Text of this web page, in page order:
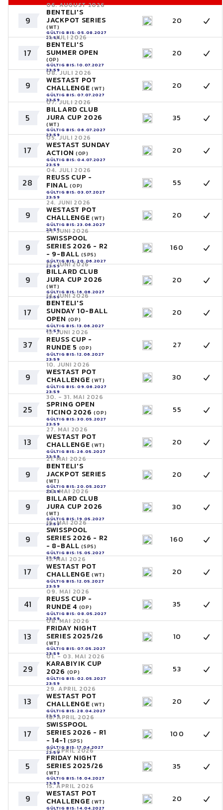
9
06. AUGUST 2026
BENTELI'S
JACKPOT SERIES
(WT)
GÜLTIG BIS: 05.08.2027
23:59
20
17
11. JULI 2026
BENTELI'S
SUMMER OPEN
(OP)
GÜLTIG BIS: 10.07.2027
23:59
20
9
08. JULI 2026
WESTAST POT
CHALLENGE (WT)
GÜLTIG BIS: 07.07.2027
23:59
20
5
07. JULI 2026
BILLARD CLUB
JURA CUP 2026
(WT)
GÜLTIG BIS: 06.07.2027
23:59
35
17
05. JULI 2026
WESTAST SUNDAY
ACTION (OP)
GÜLTIG BIS: 04.07.2027
23:59
20
28
04. JULI 2026
REUSS CUP -
FINAL(OP)
GÜLTIG BIS: 03.07.2027
23:59
55
9
24. JUNI 2026
WESTAST POT
CHALLENGE (WT)
GÜLTIG BIS: 23.06.2027
23:59
20
9
21. JUNI 2026
SWISSPOOL
SERIES 2026 - R2
- 9-BALL(SPS)
GÜLTIG BIS: 20.06.2027
23:59
160
9
17. JUNI 2026
BILLARD CLUB
JURA CUP 2026
(WT)
GÜLTIG BIS: 16.06.2027
23:59
20
17
14. JUNI 2026
BENTELI'S
SUNDAY 10-BALL
OPEN (OP)
GÜLTIG BIS: 13.06.2027
23:59
20
37
13. JUNI 2026
REUSS CUP -
RUNDE 5 (OP)
GÜLTIG BIS: 12.06.2027
23:59
27
9
10. JUNI 2026
WESTAST POT
CHALLENGE (WT)
GÜLTIG BIS: 09.06.2027
23:59
30
25
30. - 31. MAI 2026
SPRING OPEN
TICINO 2026(OP)
GÜLTIG BIS: 30.05.2027
23:59
55
13
27. MAI 2026
WESTAST POT
CHALLENGE (WT)
GÜLTIG BIS: 26.05.2027
23:59
20
9
21. MAI 2026
BENTELI'S
JACKPOT SERIES
(WT)
GÜLTIG BIS: 20.05.2027
23:59
20
9
20. MAI 2026
BILLARD CLUB
JURA CUP 2026
(WT)
GÜLTIG BIS: 19.05.2027
23:59
30
9
16. MAI 2026
SWISSPOOL
SERIES 2026 - R2
- 8-BALL(SPS)
GÜLTIG BIS: 15.05.2027
23:59
160
17
13. MAI 2026
WESTAST POT
CHALLENGE (WT)
GÜLTIG BIS: 12.05.2027
23:59
20
41
09. MAI 2026
REUSS CUP -
RUNDE 4 (OP)
GÜLTIG BIS: 08.05.2027
23:59
35
13
08. MAI 2026
FRIDAY NIGHT
SERIES 2025/26
(WT)
GÜLTIG BIS: 07.05.2027
23:59
10
29
01. - 03. MAI 2026
KARABIYIK CUP
2026 (OP)
GÜLTIG BIS: 02.05.2027
23:59
53
13
29. APRIL 2026
WESTAST POT
CHALLENGE (WT)
GÜLTIG BIS: 28.04.2027
23:59
20
17
18. APRIL 2026
SWISSPOOL
SERIES 2026 - R1
- 14-1 (SPS)
GÜLTIG BIS: 17.04.2027
23:59
100
5
17. APRIL 2026
FRIDAY NIGHT
SERIES 2025/26
(WT)
GÜLTIG BIS: 16.04.2027
23:59
35
9
15. APRIL 2026
WESTAST POT
CHALLENGE (WT)
GÜLTIG BIS: 14.04.2027
20